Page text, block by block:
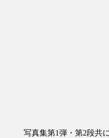
写真集第1弾・第2段共